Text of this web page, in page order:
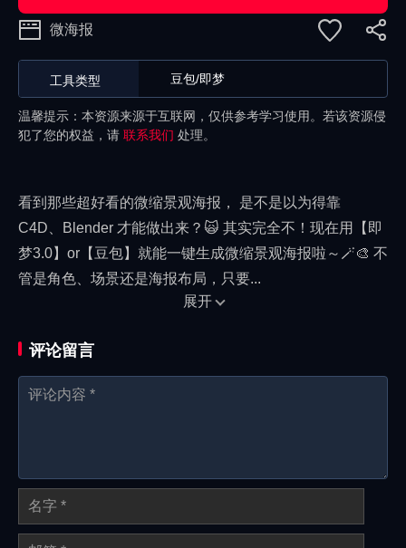
微海报
工具类型 豆包/即梦
温馨提示：本资源来源于互联网，仅供参考学习使用。若该资源侵
犯了您的权益，请 联系我们 处理。
看到那些超好看的微缩景观海报， 是不是以为得靠
C4D、Blender 才能做出来？🙀 其实完全不！现在用【即
梦3.0】or【豆包】就能一键生成微缩景观海报啦～🪄🎨 不
管是角色、场景还是海报布局，只要...
展开
评论留言